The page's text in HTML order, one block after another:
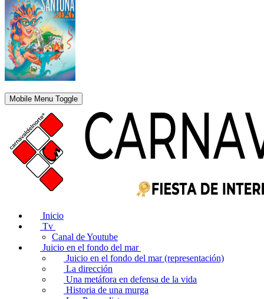
Mobile Menu Toggle
Inicio
Tv
Canal de Youtube
Juicio en el fondo del mar
Juicio en el fondo del mar (representación)
La dirección
Una metáfora en defensa de la vida
Historia de una murga